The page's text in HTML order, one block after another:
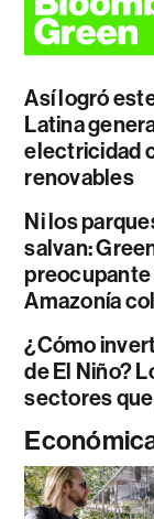
Así logró
Latina
electricidad
renovables
Ni los
salvan:
Amazonía
¿Cómo
de El Niño?
sectores